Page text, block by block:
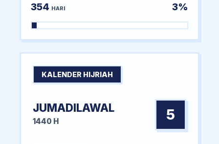
354 HARI 3%
KALENDER HIJRIAH
JUMADILAWAL
1440 H 5